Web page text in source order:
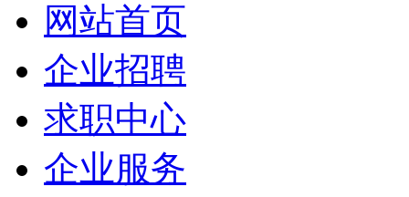
网站首页
企业招聘
求职中心
企业服务